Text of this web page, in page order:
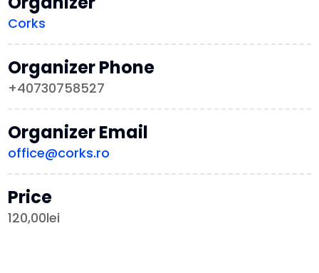
Corks
Organizer Phone
+40730758527
Organizer Email
office@corks.ro
Price
120,00lei